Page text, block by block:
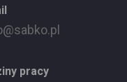
pracy